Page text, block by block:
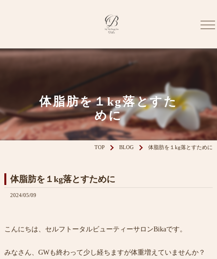
体脂肪を１kg落とすた
めに
TOP BLOG 体脂肪を１kg落とすために
体脂肪を１kg落とすために
2024/05/09
こんにちは、セルフトータルビューティーサロンBikaです。
みなさん、GWも終わって少し経ちますが体重増えていませんか？